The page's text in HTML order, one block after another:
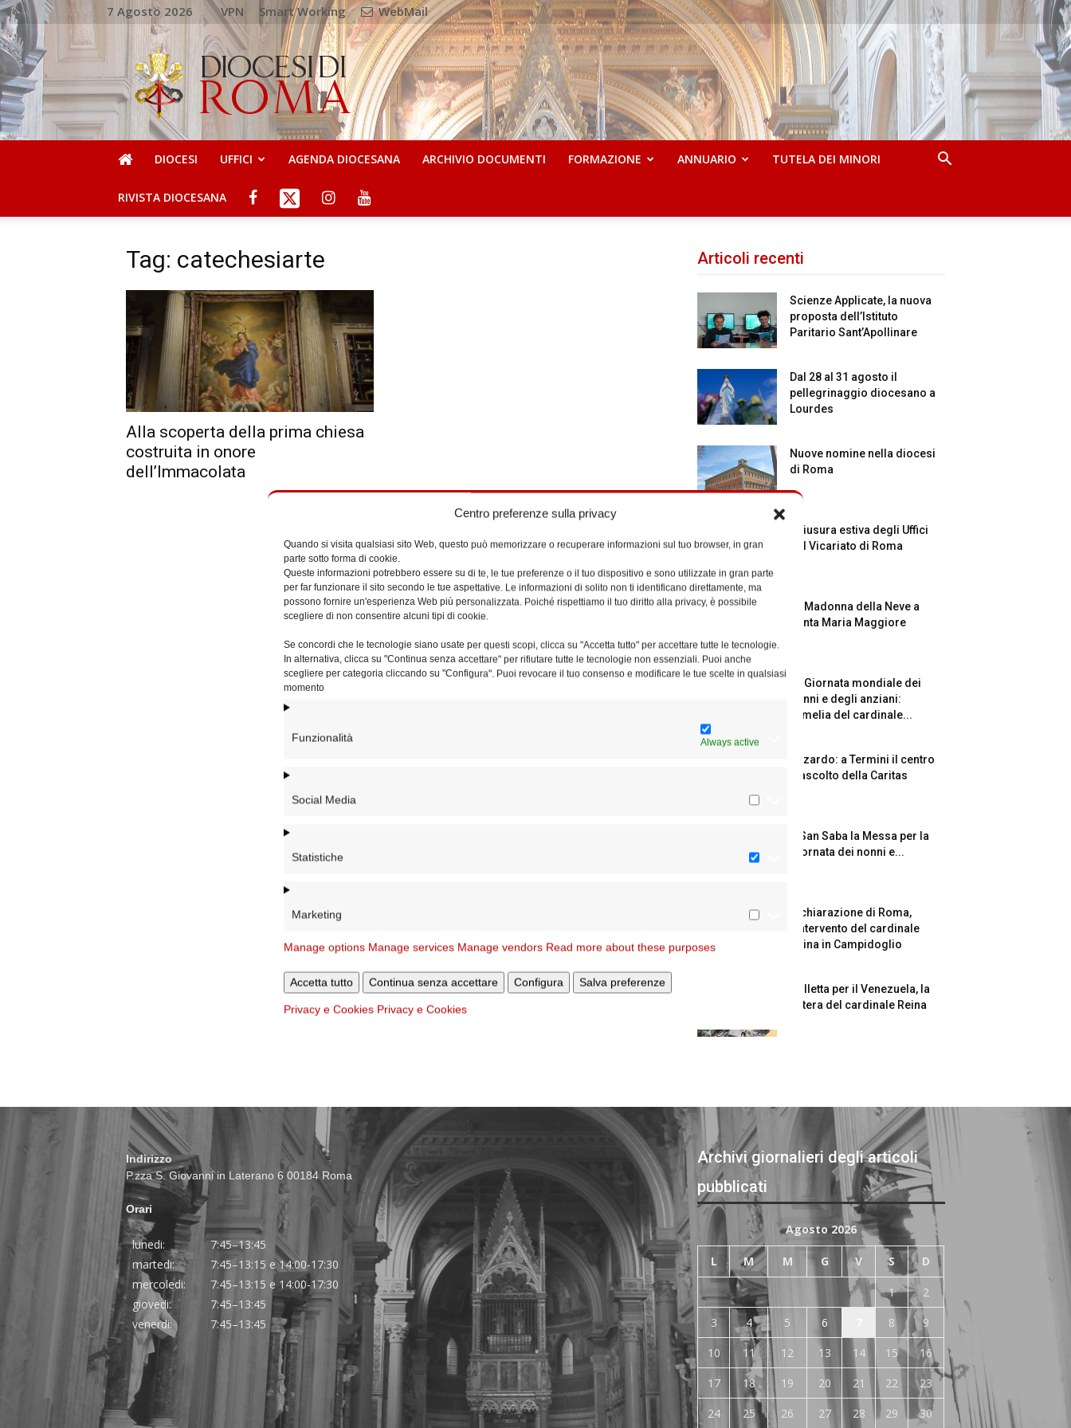
Centro preferenze sulla privacy
Quando si visita qualsiasi sito Web, questo può memorizzare o recuperare informazioni sul tuo browser, in gran
parte sotto forma di cookie.
Queste informazioni potrebbero essere su di te, le tue preferenze o il tuo dispositivo e sono utilizzate in gran parte
per far funzionare il sito secondo le tue aspettative. Le informazioni di solito non ti identificano direttamente, ma
possono fornire un'esperienza Web più personalizzata. Poiché rispettiamo il tuo diritto alla privacy, è possibile
scegliere di non consentire alcuni tipi di cookie.
Se concordi che le tecnologie siano usate per questi scopi, clicca su "Accetta tutto" per accettare tutte le tecnologie.
In alternativa, clicca su "Continua senza accettare" per rifiutare tutte le tecnologie non essenziali. Puoi anche
scegliere per categoria cliccando su "Configura". Puoi revocare il tuo consenso e modificare le tue scelte in qualsiasi
momento
Funzionalità Always active
Social Media
Statistiche
Marketing
Manage options Manage services Manage vendors Read more about these purposes
Accetta tutto Continua senza accettare Configura Salva preferenze
Privacy e Cookies Privacy e Cookies
7 Agosto 2026 VPN Smart Working WebMail
DIOCESI
DI
ROMA
DIOCESI UFFICI AGENDA DIOCESANA ARCHIVIO DOCUMENTI FORMAZIONE ANNUARIO TUTELA DEI MINORI
RIVISTA DIOCESANA
Tag: catechesiarte
Alla scoperta della prima chiesa
costruita in onore
dell’Immacolata
Articoli recenti
Scienze Applicate, la nuova
proposta dell’Istituto
Paritario Sant’Apollinare
Dal 28 al 31 agosto il
pellegrinaggio diocesano a
Lourdes
Nuove nomine nella diocesi
di Roma
Chiusura estiva degli Uffici
del Vicariato di Roma
La Madonna della Neve a
Santa Maria Maggiore
La Giornata mondiale dei
nonni e degli anziani:
l’omelia del cardinale...
Azzardo: a Termini il centro
d’ascolto della Caritas
A San Saba la Messa per la
Giornata dei nonni e...
Dichiarazione di Roma,
l’intervento del cardinale
Reina in Campidoglio
Colletta per il Venezuela, la
lettera del cardinale Reina
Indirizzo
P.zza S. Giovanni in Laterano 6 00184 Roma
Orari
lunedi:
7:45–13:45
martedi:
7:45–13:15 e 14:00-17:30
mercoledi:
7:45–13:15 e 14:00-17:30
giovedi:
7:45–13:45
venerdi:
7:45–13:45
Archivi giornalieri degli articoli
pubblicati
Agosto 2026
L M M G V S D
1
2
3
4 5 6 8
9
10
11 12 13 14 15
16
17
18 19 20 21 22
23
24
25 26 27 28 29 30